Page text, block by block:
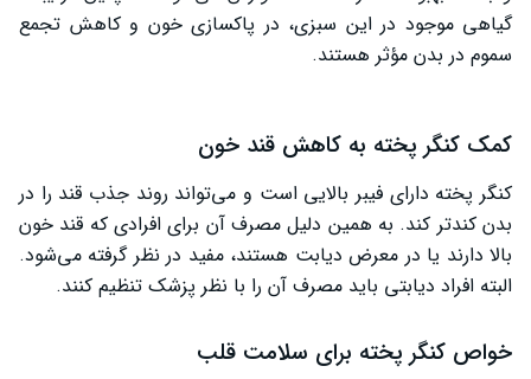
گیاهی موجود در این سبزی، در پاکسازی خون و کاهش تجمع
سموم در بدن مؤثر هستند.
کمک کنگر پخته به کاهش قند خون
کنگر پخته دارای فیبر بالایی است و می‌تواند روند جذب قند را در
بدن کندتر کند. به همین دلیل مصرف آن برای افرادی که قند خون
بالا دارند یا در معرض دیابت هستند، مفید در نظر گرفته می‌شود.
البته افراد دیابتی باید مصرف آن را با نظر پزشک تنظیم کنند.
خواص کنگر پخته برای سلامت قلب